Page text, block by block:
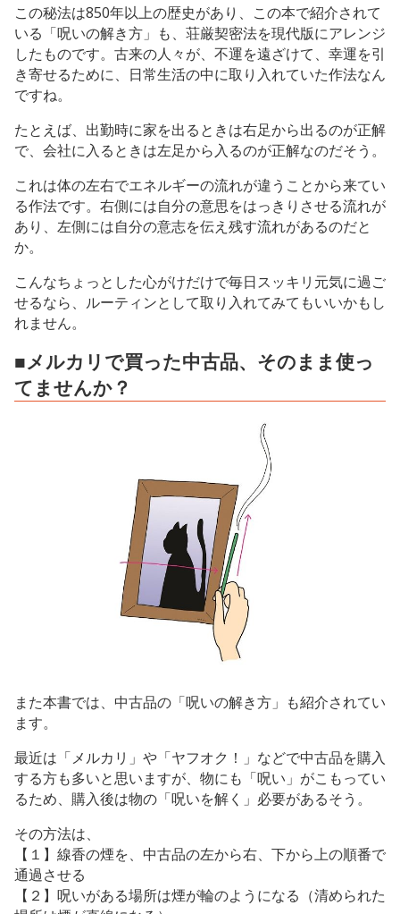
この秘法は850年以上の歴史があり、この本で紹介されて
いる「呪いの解き方」も、荘厳契密法を現代版にアレンジ
したものです。古来の人々が、不運を遠ざけて、幸運を引
き寄せるために、日常生活の中に取り入れていた作法なん
ですね。
たとえば、出勤時に家を出るときは右足から出るのが正解
で、会社に入るときは左足から入るのが正解なのだそう。
これは体の左右でエネルギーの流れが違うことから来てい
る作法です。右側には自分の意思をはっきりさせる流れが
あり、左側には自分の意志を伝え残す流れがあるのだと
か。
こんなちょっとした心がけだけで毎日スッキリ元気に過ご
せるなら、ルーティンとして取り入れてみてもいいかもし
れません。
■メルカリで買った中古品、そのまま使っ
てませんか？
また本書では、中古品の「呪いの解き方」も紹介されてい
ます。
最近は「メルカリ」や「ヤフオク！」などで中古品を購入
する方も多いと思いますが、物にも「呪い」がこもってい
るため、購入後は物の「呪いを解く」必要があるそう。
その方法は、
【１】線香の煙を、中古品の左から右、下から上の順番で
通過させる
【２】呪いがある場所は煙が輪のようになる（清められた